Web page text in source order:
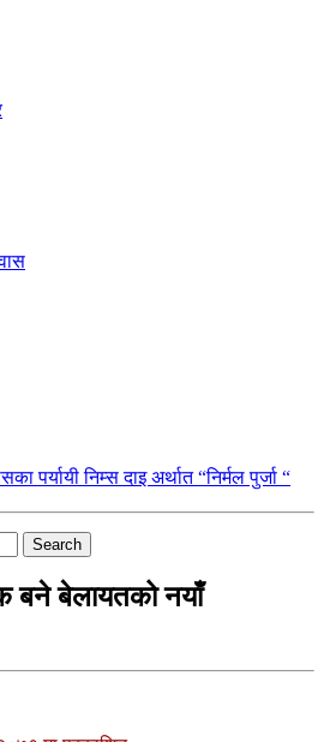
पर्यायी निम्स दाइ अर्थात “निर्मल पुर्जा “
Search
बने बेलायतको नयाँ